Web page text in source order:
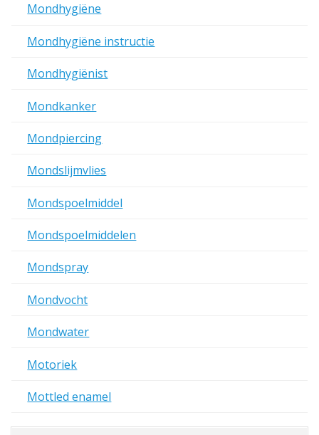
Mondhygiëne
Mondhygiëne instructie
Mondhygiënist
Mondkanker
Mondpiercing
Mondslijmvlies
Mondspoelmiddel
Mondspoelmiddelen
Mondspray
Mondvocht
Mondwater
Motoriek
Mottled enamel